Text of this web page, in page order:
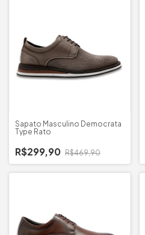
Sapato Masculino Democrata
Type Rato
R$299,90 R$469,90